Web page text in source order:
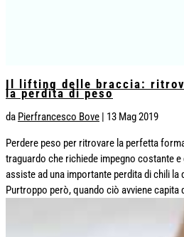
Il lifting delle braccia:
la perdita di peso
da Pierfrancesco Bove 13 Mag 2019
Perdere peso per ritrovare la perfetta
traguardo che richiede impegno costante
assiste ad una importante perdita di chili la
Purtroppo però, quando ciò avviene capita